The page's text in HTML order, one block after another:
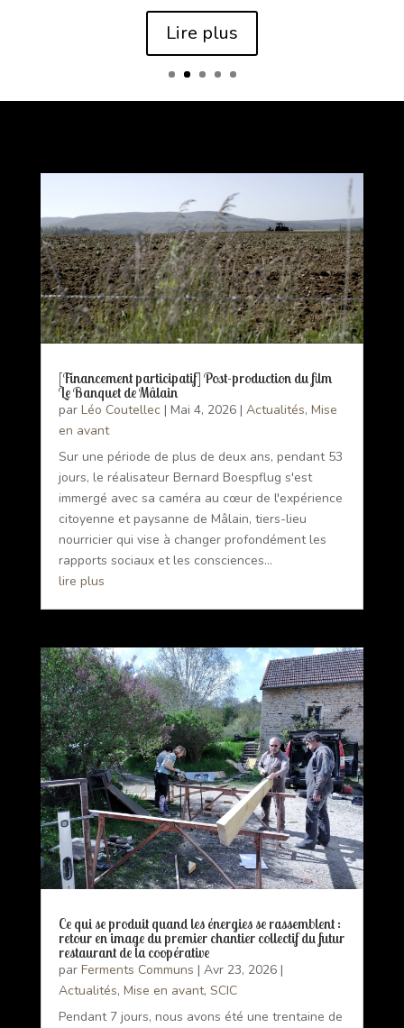
Lire plus
[Financement participatif] Post-production du film
Le Banquet de Mâlain
par Léo Coutellec | Mai 4, 2026| Actualités, Mise
en avant
Sur une période de plus de deux ans, pendant 53
jours, le réalisateur Bernard Boespflug s'est
immergé avec sa caméra au cœur de l'expérience
citoyenne et paysanne de Mâlain, tiers-lieu
nourricier qui vise à changer profondément les
rapports sociaux et les consciences...
lire plus
Ce qui se produit quand les énergies se rassemblent :
retour en image du premier chantier collectif du futur
restaurant de la coopérative
par Ferments Communs | Avr 23, 2026|
Actualités, Mise en avant, SCIC
Pendant 7 jours, nous avons été une trentaine de